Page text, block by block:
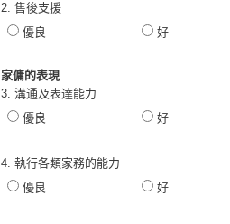
2. 售後支援
優良
好
家傭的表現
3. 溝通及表達能力
優良
好
4. 執行各類家務的能力
優良
好